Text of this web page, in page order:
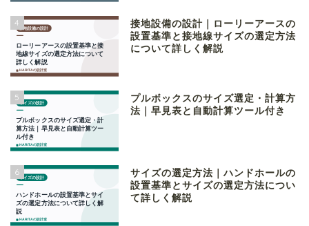
4
接地設備の設計｜ローリーアースの
設置基準と接地線サイズの選定方法
について詳しく解説
5
プルボックスのサイズ選定・計算方
法｜早見表と自動計算ツール付き
6
サイズの選定方法｜ハンドホールの
設置基準とサイズの選定方法につい
て詳しく解説